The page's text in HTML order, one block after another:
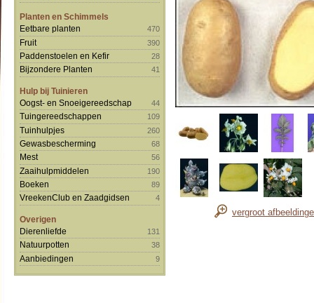
Planten en Schimmels
Eetbare planten
470
Fruit 390
Paddenstoelen en Kefir 28
Bijzondere Planten 41
Hulp bij Tuinieren
Oogst- en Snoeigereedschap
44
Tuingereedschappen 109
Tuinhulpjes 260
Gewasbescherming 68
Mest 56
Zaaihulpmiddelen 190
Boeken 89
VreekenClub en Zaadgidsen 4
Overigen
Dierenliefde
131
Natuurpotten 38
Aanbiedingen 9
vergroot